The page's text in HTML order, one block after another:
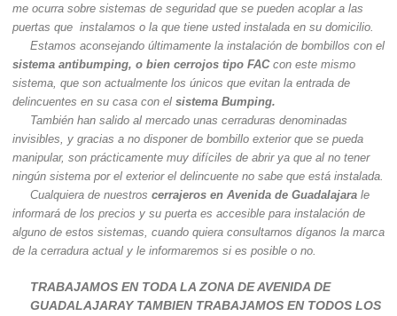
me ocurra sobre sistemas de seguridad que se pueden acoplar a las
puertas que instalamos o la que tiene usted instalada en su domicilio.
Estamos aconsejando últimamente la instalación de bombillos con el
sistema antibumping, o bien cerrojos tipo FACcon este mismo
sistema, que son actualmente los únicos que evitan la entrada de
delincuentes en su casa con el sistema Bumping.
También han salido al mercado unas cerraduras denominadas
invisibles, y gracias a no disponer de bombillo exterior que se pueda
manipular, son prácticamente muy difíciles de abrir ya que al no tener
ningún sistema por el exterior el delincuente no sabe que está instalada.
Cualquiera de nuestros cerrajeros en Avenida de Guadalajara le
informará de los precios y su puerta es accesible para instalación de
alguno de estos sistemas, cuando quiera consultarnos díganos la marca
de la cerradura actual y le informaremos si es posible o no.
TRABAJAMOS EN TODA LA ZONA DE AVENIDA DE
GUADALAJARAY TAMBIEN TRABAJAMOS EN TODOS LOS